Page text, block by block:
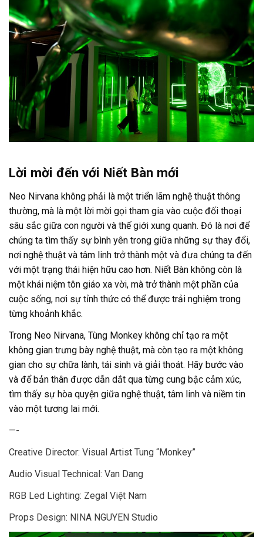
Lời mời đến với Niết Bàn mới
Neo Nirvana không phải là một triển lãm nghệ thuật thông
thường, mà là một lời mời gọi tham gia vào cuộc đối thoại
sâu sắc giữa con người và thế giới xung quanh. Đó là nơi để
chúng ta tìm thấy sự bình yên trong giữa những sự thay đổi,
nơi nghệ thuật và tâm linh trở thành một và đưa chúng ta đến
với một trạng thái hiện hữu cao hơn. Niết Bàn không còn là
một khái niệm tôn giáo xa vời, mà trở thành một phần của
cuộc sống, nơi sự tỉnh thức có thể được trải nghiệm trong
từng khoảnh khắc.
Trong Neo Nirvana, Tùng Monkey không chỉ tạo ra một
không gian trưng bày nghệ thuật, mà còn tạo ra một không
gian cho sự chữa lành, tái sinh và giải thoát. Hãy bước vào
và để bản thân được dẫn dắt qua từng cung bậc cảm xúc,
tìm thấy sự hòa quyện giữa nghệ thuật, tâm linh và niềm tin
vào một tương lai mới.
—-
Creative Director: Visual Artist Tung “Monkey”
Audio Visual Technical: Van Dang
RGB Led Lighting: Zegal Việt Nam
Props Design: NINA NGUYEN Studio